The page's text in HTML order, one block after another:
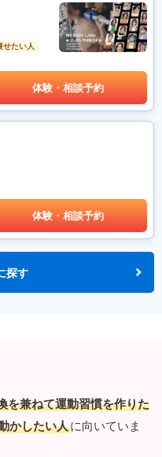
せたい人
体験・相談予約
体験・相談予約
探す
を兼ねて運動習慣を作りた
かしたい人に向いていま